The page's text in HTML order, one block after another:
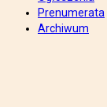
Prenumerata
Archiwum